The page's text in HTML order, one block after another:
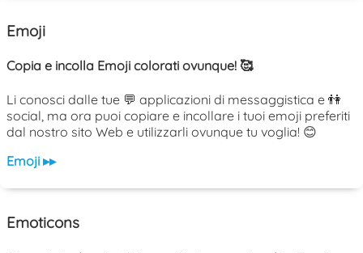
Emoji
Copia e incolla Emoji colorati ovunque! 🥰
Li conosci dalle tue 💬 applicazioni di messaggistica e 👫
social, ma ora puoi copiare e incollare i tuoi emoji preferiti
dal nostro sito Web e utilizzarli ovunque tu voglia! 😊
Emoji ▸▸
Emoticons